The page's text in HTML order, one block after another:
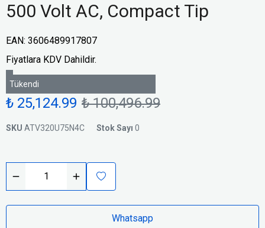
500 Volt AC, Compact Tip
EAN: 3606489917807
Fiyatlara KDV Dahildir.
Tükendi
₺ 25,124.99 ₺ 100,496.99
SKU ATV320U75N4C Stok Sayı 0
Whatsapp